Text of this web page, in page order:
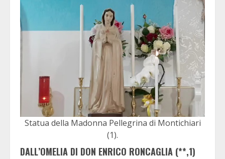
Statua della Madonna Pellegrina di Montichiari
(1).
DALL’OMELIA DI DON ENRICO RONCAGLIA (**,1)